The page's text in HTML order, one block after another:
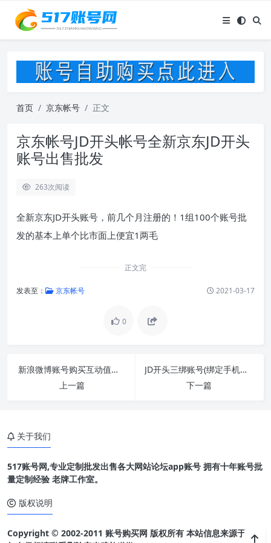
首页 京东帐号 正文
京东帐号JD开头帐号全新京东JD开头
账号出售批发
263次阅读
全新京东JD开头账号，前几个月注册的！1组100个账号批
发的基本上单个比市面上便宜1两毛
正文完
发表至： 京东帐号 2021-03-17
0
新浪微博账号购买互动值专用小号4级【24小时自
上一篇
JD开头三绑账号(绑定手机首次注册京东)出售批发
下一篇
关于我们
517账号网,专业定制批发出售各大网站论坛app账号 拥有十年账号批
量定制经验 老牌工作室。
版权说明
Copyright © 2002-2011 账号购买网 版权所有 本站信息来源于网络